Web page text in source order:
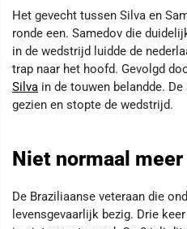
Het gevecht tussen Silva en
ronde een. Samedov die
in de wedstrijd luidde de
trap naar het hoofd. Gevolgd
Silva in de touwen belandde.
gezien en stopte de wedstrijd.
Niet normaal meer
De Braziliaanse veteraan die
levensgevaarlijk bezig. Drie